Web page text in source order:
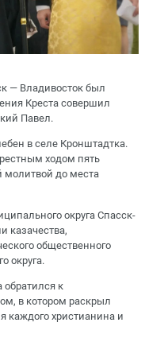
— Владивосток был
Креста совершил
Павел.
в селе Кронштадтка.
ходом пять
молитвой до места
округа Спасск-
казачества,
общественного
округа.
к
в котором раскрыл
каждого христианина и